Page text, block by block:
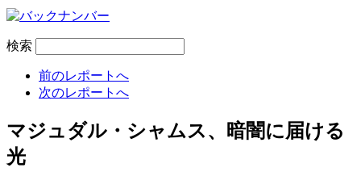
検索
前のレポートへ
次のレポートへ
マジュダル・シャムス、暗闇に届ける
光